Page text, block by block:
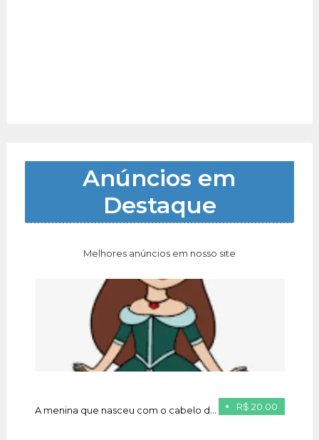
Anúncios em
Destaque
Melhores anúncios em nosso site
R$ 20.00
A menina que nasceu com o cabelo de ouro